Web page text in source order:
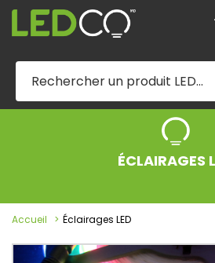
ÉCLAIRAGES
Accueil Éclairages LED